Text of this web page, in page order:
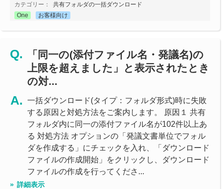
カテゴリー：
共有フォルダの一括ダウンロード
One
お客様向け
「同一の(添付ファイル名・発議名)の
上限を超えました」と表示されたとき
の対...
一括ダウンロード(タイプ：フォルダ形式)時に失敗
する原因と対処方法をご案内します。 原因１ 共有
フォルダ内に同一の添付ファイル名が102件以上あ
る 対処方法 オプションの「発議文書単位でフォル
ダを作成する」にチェックを入れ、「ダウンロード
ファイルの作成開始」をクリックし、ダウンロード
ファイルの作成を行ってくださ...
詳細表示